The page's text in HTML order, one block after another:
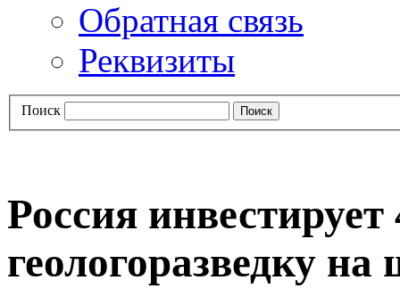
Обратная связь
Реквизиты
Поиск
Россия
геологоразведку